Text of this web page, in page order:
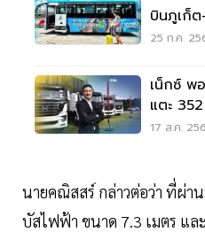
บินภูเก็
ตลอดส
25 ก.ค.
เน็กซ์ พ
แตะ
ไฟฟ้า
17 ส.ค.
นายคณิสสร์ กล่าวต่อว่า ที่ผ่า
บัสไฟฟ้า ขนาด 7.3 เมตร แล